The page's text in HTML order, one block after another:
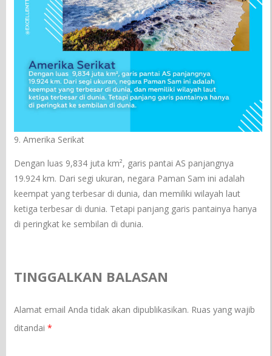
9. Amerika Serikat
Dengan luas 9,834 juta km², garis pantai AS panjangnya
19.924 km. Dari segi ukuran, negara Paman Sam ini adalah
keempat yang terbesar di dunia, dan memiliki wilayah laut
ketiga terbesar di dunia. Tetapi panjang garis pantainya hanya
di peringkat ke sembilan di dunia.
TINGGALKAN BALASAN
Alamat email Anda tidak akan dipublikasikan. Ruas yang wajib
ditandai*